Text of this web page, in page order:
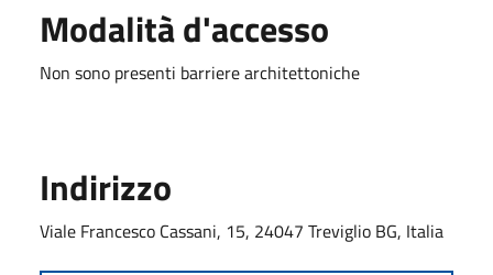
Modalità d'accesso
Non sono presenti barriere architettoniche
Indirizzo
Viale Francesco Cassani, 15, 24047 Treviglio BG, Italia